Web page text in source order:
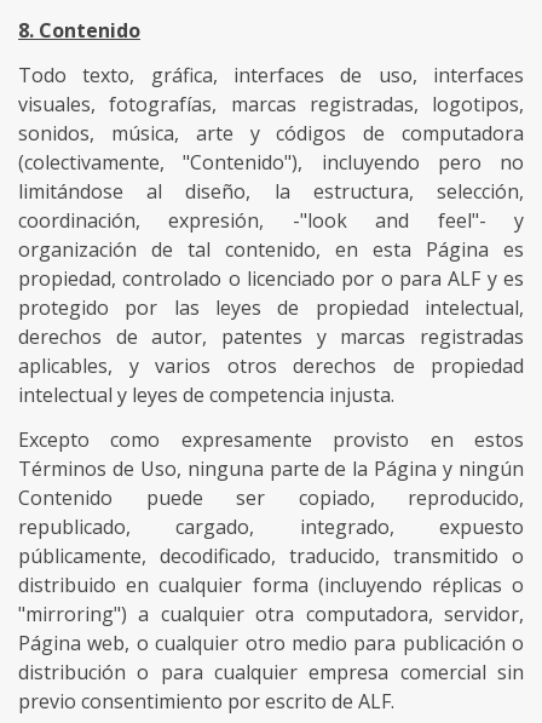
8. Contenido
Todo texto, gráfica, interfaces de uso, interfaces
visuales, fotografías, marcas registradas, logotipos,
sonidos, música, arte y códigos de computadora
(colectivamente, "Contenido"), incluyendo pero no
limitándose al diseño, la estructura, selección,
coordinación, expresión, -"look and feel"- y
organización de tal contenido, en esta Página es
propiedad, controlado o licenciado por o para ALF y es
protegido por las leyes de propiedad intelectual,
derechos de autor, patentes y marcas registradas
aplicables, y varios otros derechos de propiedad
intelectual y leyes de competencia injusta.
Excepto como expresamente provisto en estos
Términos de Uso, ninguna parte de la Página y ningún
Contenido puede ser copiado, reproducido,
republicado, cargado, integrado, expuesto
públicamente, decodificado, traducido, transmitido o
distribuido en cualquier forma (incluyendo réplicas o
"mirroring") a cualquier otra computadora, servidor,
Página web, o cualquier otro medio para publicación o
distribución o para cualquier empresa comercial sin
previo consentimiento por escrito de ALF.